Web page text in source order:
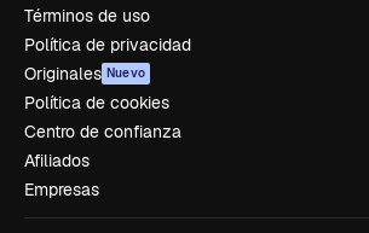
Términos de uso
Política de privacidad
Originales Nuevo
Política de cookies
Centro de confianza
Afiliados
Empresas